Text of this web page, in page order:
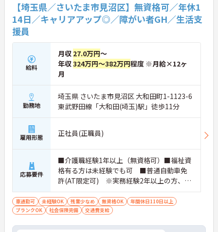
【埼玉県／さいたま市見沼区】無資格可／年休1
14日／キャリアアップ◎／障がい者GH／生活支
援員
給料
月収 27.0万円～
年収324万円～382万円程度 ※月給×12ヶ
月
勤務地
埼玉県 さいたま市見沼区 大和田町1-1123-6
東武野田線「大和田(埼玉)駅」徒歩11分
雇用形態 正社員(正職員)
応募要件
■介護職経験1年以上（無資格可）■福祉資
格有る方は未経験でも可 ■普通自動車免
許(AT限定可) ※実務経験2年以上の方、障
がい者福祉に関する経験をお持ちの方大歓
迎
車通勤可 未経験OK 残業少なめ 無資格OK
年間休日110日以上
ブランクOK
社会保険完備 交通費支給